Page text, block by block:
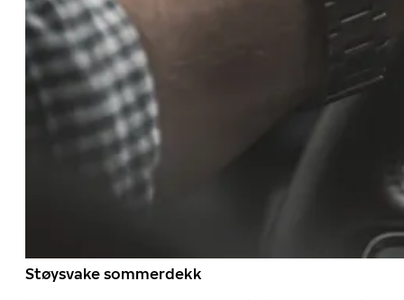
Støysvake sommerdekk